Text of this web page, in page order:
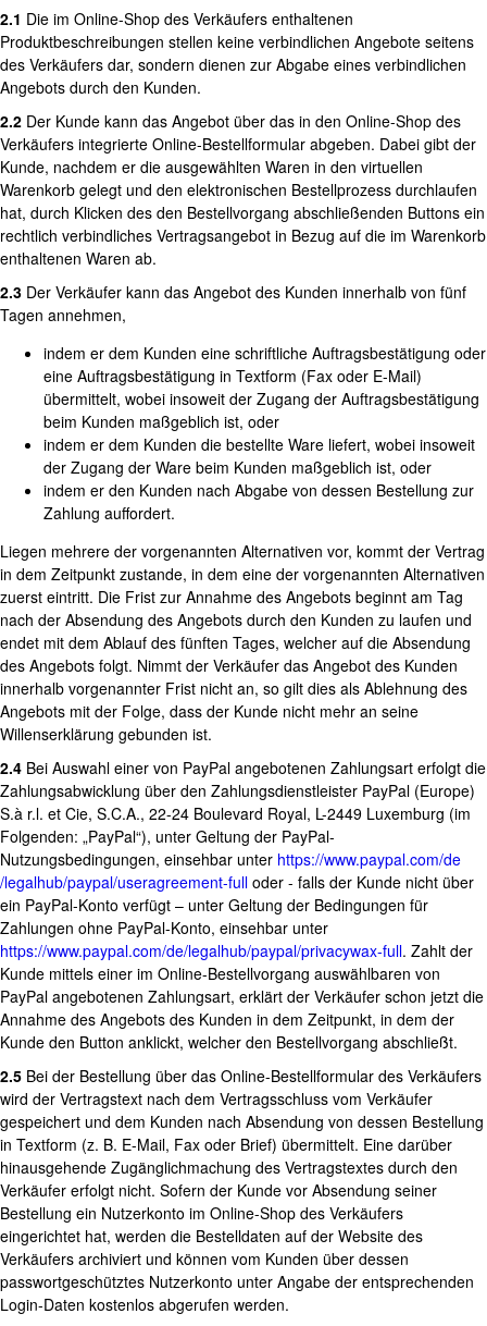
2.1 Die im Online-Shop des Verkäufers enthaltenen
Produktbeschreibungen stellen keine verbindlichen Angebote seitens
des Verkäufers dar, sondern dienen zur Abgabe eines verbindlichen
Angebots durch den Kunden.
2.2 Der Kunde kann das Angebot über das in den Online-Shop des
Verkäufers integrierte Online-Bestellformular abgeben. Dabei gibt der
Kunde, nachdem er die ausgewählten Waren in den virtuellen
Warenkorb gelegt und den elektronischen Bestellprozess durchlaufen
hat, durch Klicken des den Bestellvorgang abschließenden Buttons ein
rechtlich verbindliches Vertragsangebot in Bezug auf die im Warenkorb
enthaltenen Waren ab.
2.3 Der Verkäufer kann das Angebot des Kunden innerhalb von fünf
Tagen annehmen,
indem er dem Kunden eine schriftliche Auftragsbestätigung oder
eine Auftragsbestätigung in Textform (Fax oder E-Mail)
übermittelt, wobei insoweit der Zugang der Auftragsbestätigung
beim Kunden maßgeblich ist, oder
indem er dem Kunden die bestellte Ware liefert, wobei insoweit
der Zugang der Ware beim Kunden maßgeblich ist, oder
indem er den Kunden nach Abgabe von dessen Bestellung zur
Zahlung auffordert.
Liegen mehrere der vorgenannten Alternativen vor, kommt der Vertrag
in dem Zeitpunkt zustande, in dem eine der vorgenannten Alternativen
zuerst eintritt. Die Frist zur Annahme des Angebots beginnt am Tag
nach der Absendung des Angebots durch den Kunden zu laufen und
endet mit dem Ablauf des fünften Tages, welcher auf die Absendung
des Angebots folgt. Nimmt der Verkäufer das Angebot des Kunden
innerhalb vorgenannter Frist nicht an, so gilt dies als Ablehnung des
Angebots mit der Folge, dass der Kunde nicht mehr an seine
Willenserklärung gebunden ist.
2.4 Bei Auswahl einer von PayPal angebotenen Zahlungsart erfolgt die
Zahlungsabwicklung über den Zahlungsdienstleister PayPal (Europe)
S.à r.l. et Cie, S.C.A., 22-24 Boulevard Royal, L-2449 Luxemburg (im
Folgenden: „PayPal“), unter Geltung der PayPal-
Nutzungsbedingungen, einsehbar unter https://www.paypal.com/de
/legalhub/paypal/useragreement-full oder - falls der Kunde nicht über
ein PayPal-Konto verfügt – unter Geltung der Bedingungen für
Zahlungen ohne PayPal-Konto, einsehbar unter
https://www.paypal.com/de/legalhub/paypal/privacywax-full. Zahlt der
Kunde mittels einer im Online-Bestellvorgang auswählbaren von
PayPal angebotenen Zahlungsart, erklärt der Verkäufer schon jetzt die
Annahme des Angebots des Kunden in dem Zeitpunkt, in dem der
Kunde den Button anklickt, welcher den Bestellvorgang abschließt.
2.5 Bei der Bestellung über das Online-Bestellformular des Verkäufers
wird der Vertragstext nach dem Vertragsschluss vom Verkäufer
gespeichert und dem Kunden nach Absendung von dessen Bestellung
in Textform (z. B. E-Mail, Fax oder Brief) übermittelt. Eine darüber
hinausgehende Zugänglichmachung des Vertragstextes durch den
Verkäufer erfolgt nicht. Sofern der Kunde vor Absendung seiner
Bestellung ein Nutzerkonto im Online-Shop des Verkäufers
eingerichtet hat, werden die Bestelldaten auf der Website des
Verkäufers archiviert und können vom Kunden über dessen
passwortgeschütztes Nutzerkonto unter Angabe der entsprechenden
Login-Daten kostenlos abgerufen werden.